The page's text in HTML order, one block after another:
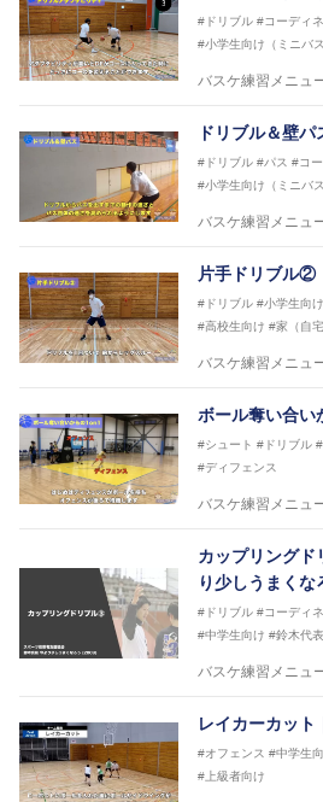
2018年U12ナショナルキ
2018年U13ナショナルキ
2018年～2021年男子日本
2021年～女子日本代表ア
#ドリブル #コーディ
#小学生向け（ミニバス
バスケ練習メニュ
ドリブル＆壁パ
#ドリブル #パス #コ
#小学生向け（ミニバス
バスケ練習メニュ
片手ドリブル②
#ドリブル #小学生向
#高校生向け #家（自
バスケ練習メニュ
ボール奪い合
#シュート #ドリブル
#ディフェンス
バスケ練習メニュ
カップリング
り少しうまくな
#ドリブル #コーディ
#中学生向け #鈴木代
バスケ練習メニュ
レイカーカット
#オフェンス #中学生
#上級者向け